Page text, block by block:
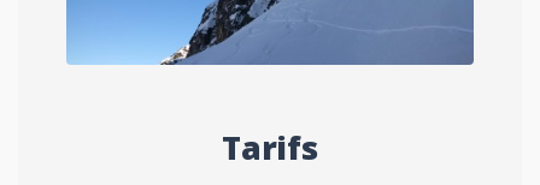
Tarifs